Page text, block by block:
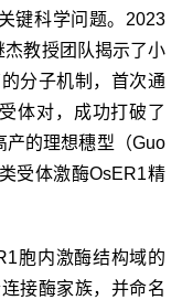
键科学问题。 2023
教授团队揭示了小
分子机制，首次通
体对，成功打破了
产的理想穗型（Guo
受体激酶OsER1精
胞内激酶结构域的
接酶家族，并命名